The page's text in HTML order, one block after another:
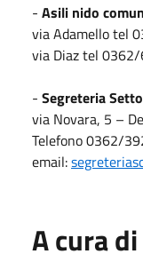
- Asili nido
via Adamello tel
via Diaz tel
- Segreteria
via Novara, 5 –
Telefono 0362/
email:
A cura di